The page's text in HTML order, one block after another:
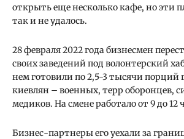
открыть еще несколько кафе, но эти
так и не удалось.
28 февраля 2022 года бизнесмен
своих заведений под волонтерский
нем готовили по 2,5-3 тысячи порций
киевлян – военных, терр оборонцев,
медиков. На смене работало от 9 до 12
Бизнес-партнеры его уехали за